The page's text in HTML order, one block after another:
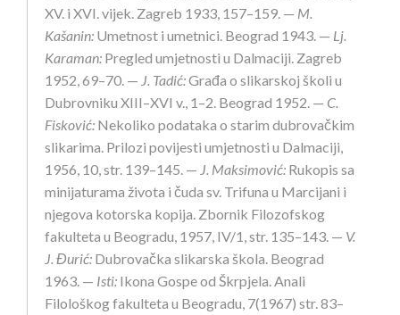
XV. i XVI. vijek. Zagreb 1933, 157–159. — M.
Kašanin: Umetnost i umetnici. Beograd 1943. — Lj.
Karaman: Pregled umjetnosti u Dalmaciji. Zagreb
1952, 69–70. — J. Tadić:Građa o slikarskoj školi u
Dubrovniku XIII–XVI v., 1–2. Beograd 1952. — C.
Fisković: Nekoliko podataka o starim dubrovačkim
slikarima. Prilozi povijesti umjetnosti u Dalmaciji,
1956, 10, str. 139–145. — J. Maksimović: Rukopis sa
minijaturama života i čuda sv. Trifuna u Marcijani i
njegova kotorska kopija. Zbornik Filozofskog
fakulteta u Beogradu, 1957, IV/1, str. 135–143. — V.
J. Đurić: Dubrovačka slikarska škola. Beograd
1963. — Isti: Ikona Gospe od Škrpjela. Anali
Filološkog fakulteta u Beogradu, 7(1967) str. 83–